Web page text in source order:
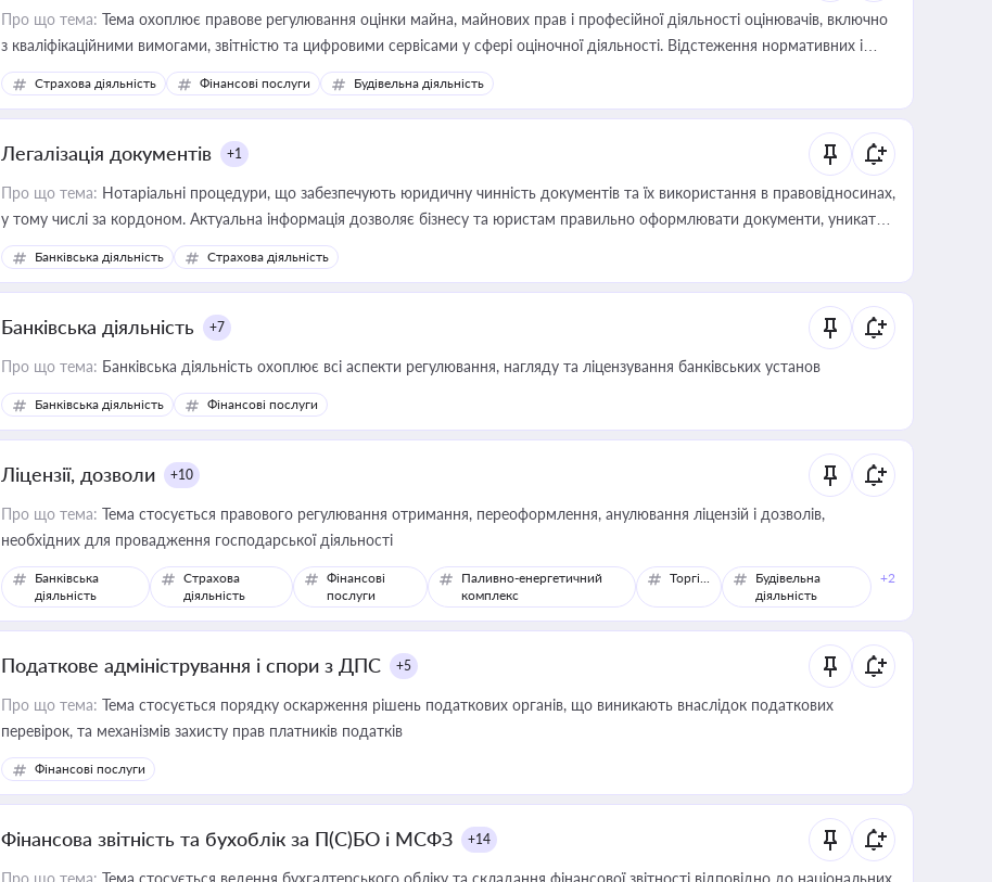
Про що тема: Тема охоплює правове регулювання оцінки майна, майнових прав і професійної діяльності оцінювачів, включно
з кваліфікаційними вимогами, звітністю та цифровими сервісами у сфері оціночної діяльності. Відстеження нормативних і
медійних змін у цій сфері корисне для власника бізнесу, керівника, юриста або бухгалтера під час оподаткування,
приватизації, оренди державного майна, корпоративних угод і перевірки статусу суб'єктів оціночної діяльності
Страхова діяльність Фінансові послуги Будівельна діяльність
Легалізація документів +1
Про що тема: Нотаріальні процедури, що забезпечують юридичну чинність документів та їх використання в правовідносинах,
у тому числі за кордоном. Актуальна інформація дозволяє бізнесу та юристам правильно оформлювати документи, уникати
ризиків недійсності та забезпечувати їх належне прийняття органами влади та контрагентами
Банківська діяльність Страхова діяльність
Банківська діяльність +7
Про що тема: Банківська діяльність охоплює всі аспекти регулювання, нагляду та ліцензування банківських установ
Банківська діяльність Фінансові послуги
Ліцензії, дозволи +10
Про що тема: Тема стосується правового регулювання отримання, переоформлення, анулювання ліцензій і дозволів,
необхідних для провадження господарської діяльності
Банківська
діяльність
Страхова
діяльність
Фінансові
послуги
Паливно-енергетичний
комплекс
Торгівля
Будівельна
діяльність
+2
Податкове адміністрування і спори з ДПС +5
Про що тема: Тема стосується порядку оскарження рішень податкових органів, що виникають внаслідок податкових
перевірок, та механізмів захисту прав платників податків
Фінансові послуги
Фінансова звітність та бухоблік за П(С)БО і МСФЗ +14
Про що тема: Тема стосується ведення бухгалтерського обліку та складання фінансової звітності відповідно до національних